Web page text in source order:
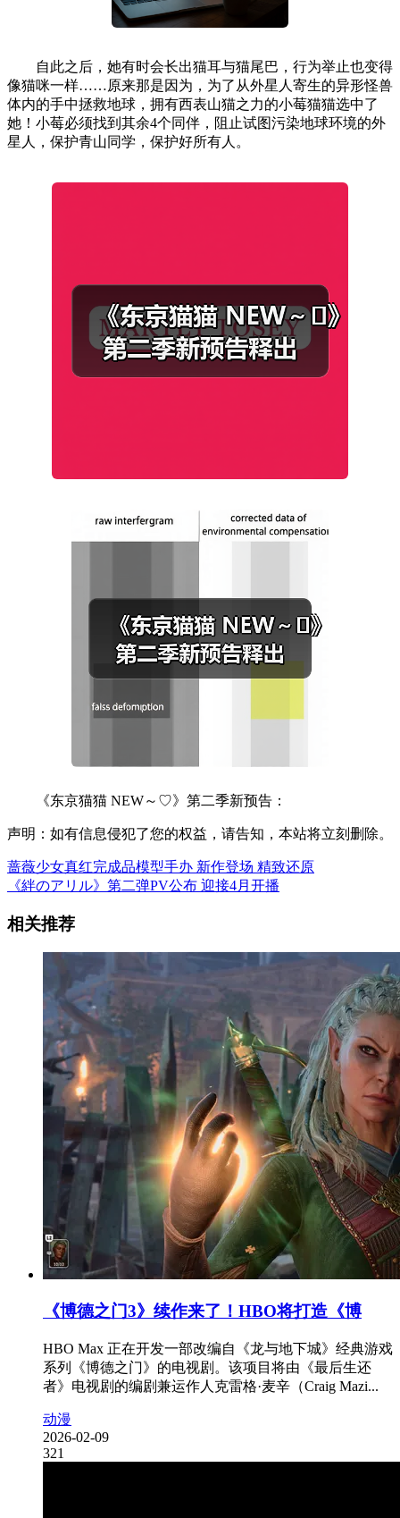
自此之后，她有时会长出猫耳与猫尾巴，行为举止也变得
像猫咪一样……原来那是因为，为了从外星人寄生的异形怪兽
体内的手中拯救地球，拥有西表山猫之力的小莓猫猫选中了
她！小莓必须找到其余4个同伴，阻止试图污染地球环境的外
星人，保护青山同学，保护好所有人。
《东京猫猫 NEW～♡》第二季新预告：
声明：如有信息侵犯了您的权益，请告知，本站将立刻删除。
蔷薇少女真红完成品模型手办 新作登场 精致还原
《絆のアリル》第二弹PV公布 迎接4月开播
相关推荐
《博德之门3》续作来了！HBO将打造《博
HBO Max 正在开发一部改编自《龙与地下城》经典游戏
系列《博德之门》的电视剧。该项目将由《最后生还
者》电视剧的编剧兼运作人克雷格·麦辛（Craig Mazi...
动漫
2026-02-09
321